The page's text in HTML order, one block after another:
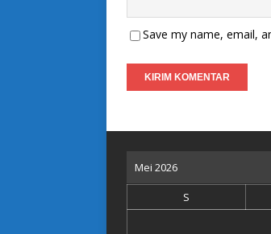
Save my name, email,
Mei 2026
S